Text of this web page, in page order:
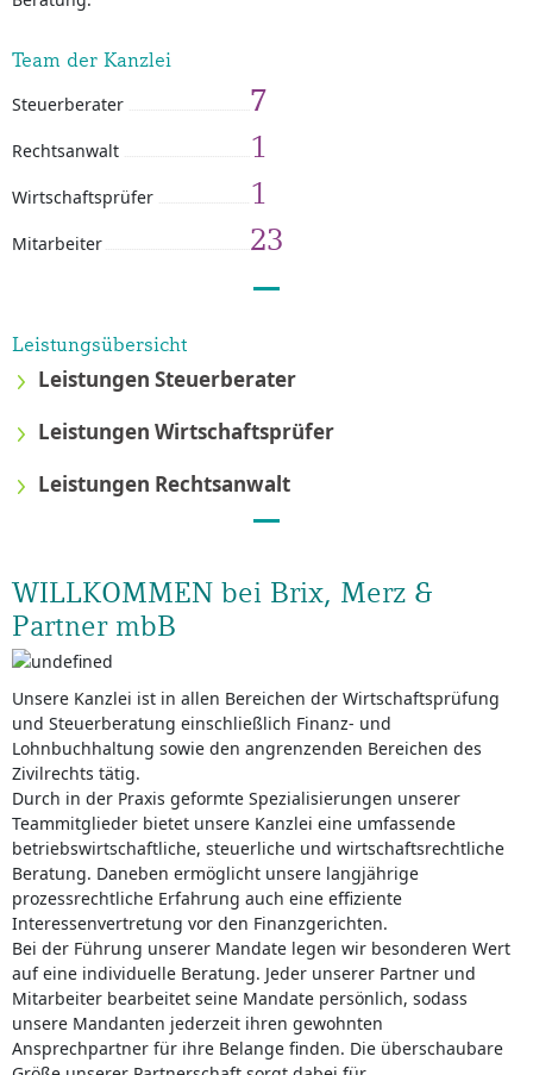
Team der Kanzlei
Steuerberater 7
Rechtsanwalt 1
Wirtschaftsprüfer 1
Mitarbeiter 23
Leistungsübersicht
Leistungen Steuerberater
Leistungen Wirtschaftsprüfer
Leistungen Rechtsanwalt
WILLKOMMEN bei Brix, Merz &
Partner mbB
Unsere Kanzlei ist in allen Bereichen der Wirtschaftsprüfung
und Steuerberatung einschließlich Finanz- und
Lohnbuchhaltung sowie den angrenzenden Bereichen des
Zivilrechts tätig.
Durch in der Praxis geformte Spezialisierungen unserer
Teammitglieder bietet unsere Kanzlei eine umfassende
betriebswirtschaftliche, steuerliche und wirtschaftsrechtliche
Beratung. Daneben ermöglicht unsere langjährige
prozessrechtliche Erfahrung auch eine effiziente
Interessenvertretung vor den Finanzgerichten.
Bei der Führung unserer Mandate legen wir besonderen Wert
auf eine individuelle Beratung. Jeder unserer Partner und
Mitarbeiter bearbeitet seine Mandate persönlich, sodass
unsere Mandanten jederzeit ihren gewohnten
Ansprechpartner für ihre Belange finden. Die überschaubare